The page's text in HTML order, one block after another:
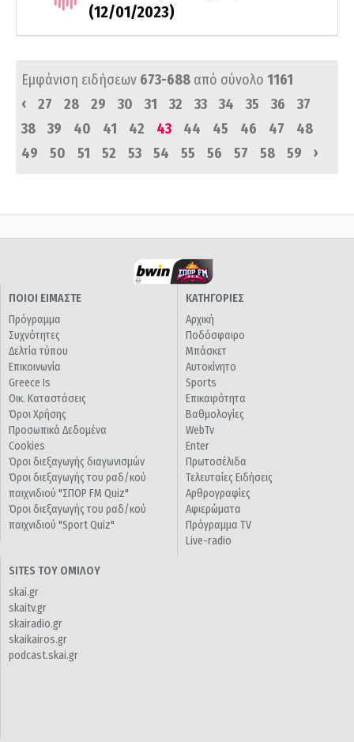
(12/01/2023)
Εμφάνιση ειδήσεων 673-688 από σύνολο 1161
‹
27 28 29 30 31 32 33 34 35 36
37
38
39 40 41 42 43 44 45 46 47
48
49
50 51 52 53 54 55 56 57 58 59 ›
ΠΟΙΟΙ ΕΙΜΑΣΤΕ
Πρόγραμμα
Συχνότητες
Δελτία τύπου
Επικοινωνία
Greece Is
Οικ. Καταστάσεις
Όροι Χρήσης
Προσωπικά Δεδομένα
Cookies
Όροι διεξαγωγής διαγωνισμών
Όροι διεξαγωγής του ραδ/κού
παιχνιδιού "ΣΠΟΡ FM Quiz"
Όροι διεξαγωγής του ραδ/κού
παιχνιδιού "Sport Quiz"
ΚΑΤΗΓΟΡΙΕΣ
Αρχική
Ποδόσφαιρο
Μπάσκετ
Αυτοκίνητο
Sports
Επικαιρότητα
Βαθμολογίες
WebTv
Enter
Πρωτοσέλιδα
Τελευταίες Ειδήσεις
Αρθρογραφίες
Αφιερώματα
Πρόγραμμα TV
Live-radio
SITES ΤΟΥ ΟΜΙΛΟΥ
skai.gr
skaitv.gr
skairadio.gr
skaikairos.gr
podcast.skai.gr